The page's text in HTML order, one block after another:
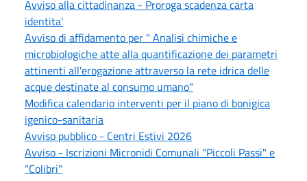
Avviso alla cittadinanza - Proroga scadenza carta
identita'
Avviso di affidamento per " Analisi chimiche e
microbiologiche atte alla quantificazione dei parametri
attinenti all'erogazione attraverso la rete idrica delle
acque destinate al consumo umano"
Modifica calendario interventi per il piano di bonigica
igenico-sanitaria
Avviso pubblico - Centri Estivi 2026
Avviso - Iscrizioni Micronidi Comunali "Piccoli Passi" e
"Colibri"